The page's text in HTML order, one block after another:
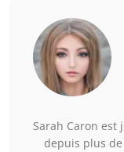
Sarah Caron
depuis plus